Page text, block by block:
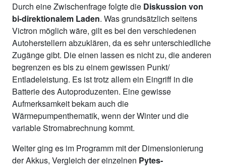
Durch eine Zwischenfrage folgte die Diskussion von
bi-direktionalem Laden. Was grundsätzlich seitens
Victron möglich wäre, gilt es bei den verschiedenen
Autoherstellern abzuklären, da es sehr unterschiedliche
Zugänge gibt. Die einen lassen es nicht zu, die anderen
begrenzen es bis zu einem gewissen Punkt/
Entladeleistung. Es ist trotz allem ein Eingriff in die
Batterie des Autoproduzenten. Eine gewisse
Aufmerksamkeit bekam auch die
Wärmepumpenthematik, wenn der Winter und die
variable Stromabrechnung kommt.
Weiter ging es im Programm mit der Dimensionierung
der Akkus, Vergleich der einzelnen Pytes-